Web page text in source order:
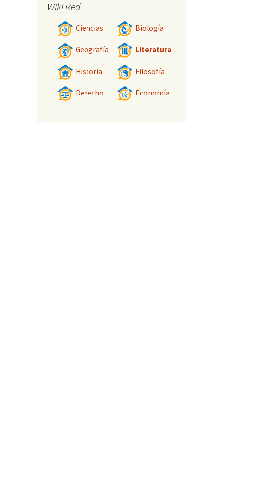
Wiki Red
Ciencias Biología
Geografía Literatura
Historia Filosofía
Derecho Economía